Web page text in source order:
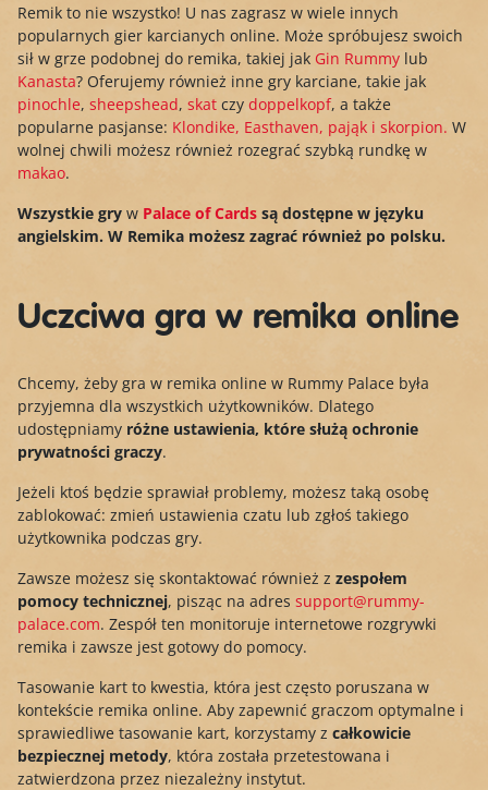
Remik to nie wszystko! U nas zagrasz w wiele innych
popularnych gier karcianych online. Może spróbujesz swoich
sił w grze podobnej do remika, takiej jak Gin Rummy lub
Kanasta? Oferujemy również inne gry karciane, takie jak
pinochle, sheepshead, skat czy doppelkopf, a także
popularne pasjanse: Klondike, Easthaven, pająk i skorpion. W
wolnej chwili możesz również rozegrać szybką rundkę w
makao.
Wszystkie gry w Palace of Cards są dostępne w języku
angielskim. W Remika możesz zagrać również po polsku.
Uczciwa gra w remika online
Chcemy, żeby gra w remika online w Rummy Palace była
przyjemna dla wszystkich użytkowników. Dlatego
udostępniamy różne ustawienia, które służą ochronie
prywatności graczy.
Jeżeli ktoś będzie sprawiał problemy, możesz taką osobę
zablokować: zmień ustawienia czatu lub zgłoś takiego
użytkownika podczas gry.
Zawsze możesz się skontaktować również z zespołem
pomocy technicznej, pisząc na adres support@rummy-
palace.com. Zespół ten monitoruje internetowe rozgrywki
remika i zawsze jest gotowy do pomocy.
Tasowanie kart to kwestia, która jest często poruszana w
kontekście remika online. Aby zapewnić graczom optymalne i
sprawiedliwe tasowanie kart, korzystamy z całkowicie
bezpiecznej metody, która została przetestowana i
zatwierdzona przez niezależny instytut.